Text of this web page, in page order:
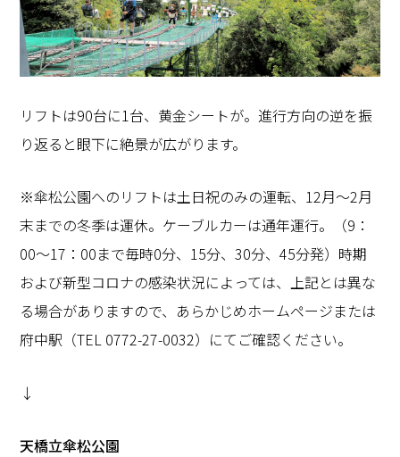
リフトは90台に1台、黄金シートが。進行方向の逆を振
り返ると眼下に絶景が広がります。
※傘松公園へのリフトは土日祝のみの運転、12月～2月
末までの冬季は運休。ケーブルカーは通年運行。（9：
00～17：00まで毎時0分、15分、30分、45分発）時期
および新型コロナの感染状況によっては、上記とは異な
る場合がありますので、あらかじめホームページまたは
府中駅（TEL 0772-27-0032）にてご確認ください。
↓
天橋立傘松公園